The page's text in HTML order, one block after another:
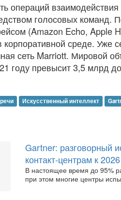
операций
голосовых команд.
(Amazon Echo, Apple
среде. Уже
сеть Marriott. Мировой
году превысит 3,5 млрд
Искусственный интеллект
Gartner: разговорный
контакт-центрам к
В настоящее время до 95%
при этом многие центры